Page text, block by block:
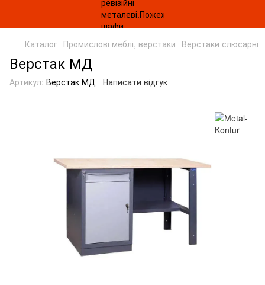
Каталог Промислові меблі, верстаки Верстаки слюсарні
Верстак МД
Артикул: Верстак МД Написати відгук